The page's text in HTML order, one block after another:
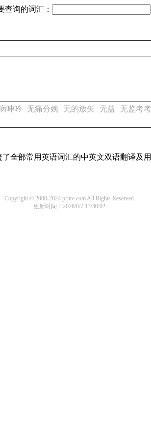
查询的词汇：
呻吟 无痛分娩 无的放矢 无益 无监考
全部常用英语词汇的中英文双语翻译及
Copyright © 2000-2024 pritre.com All Rights Reserved
更新时间：2026/8/7 13:30:02